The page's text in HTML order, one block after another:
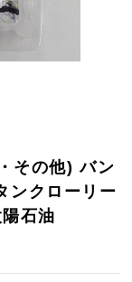
その他) バン
ンクローリー
石油